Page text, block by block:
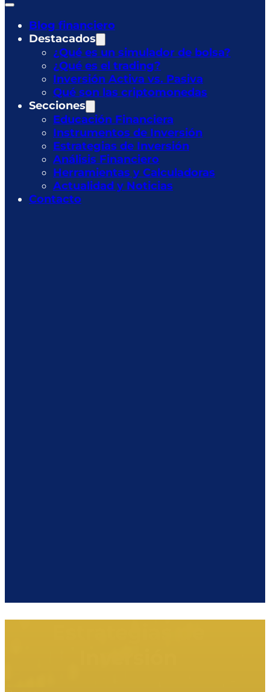
Blog financiero
Destacados
¿Qué es un simulador de bolsa?
¿Qué es el trading?
Inversión Activa vs. Pasiva
Qué son las criptomonedas
Secciones
Educación Financiera
Instrumentos de Inversión
Estrategias de Inversión
Análisis Financiero
Herramientas y Calculadoras
Actualidad y Noticias
Contacto